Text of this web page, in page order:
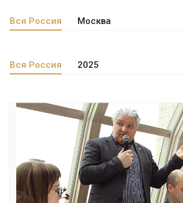
Вся Россия Москва
Вся Россия 2025
Смотреть проект